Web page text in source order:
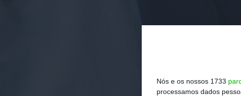
Nós e os nossos 1733
processamos dados